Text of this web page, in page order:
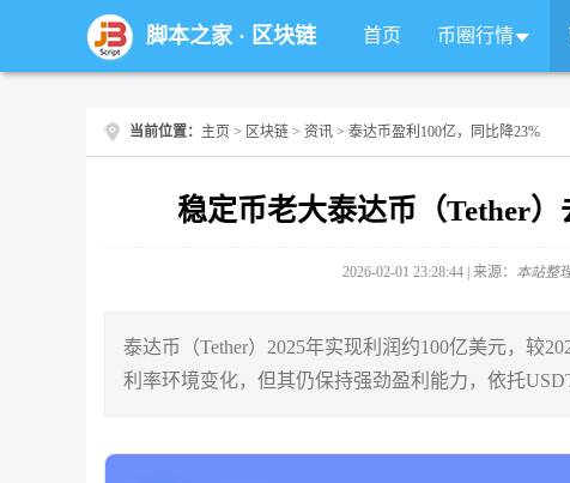
脚本之家· 区块链 首页 币圈行情
当前位置： 主页 > 区块链 > 资讯 > 泰达币盈利100亿，同比降23%
稳定币老大泰达币（Tether
2026-02-01 23:28:44 | 来源： 本站整
泰达币（Tether）2025年实现利润约100亿美元，较
利率环境变化，但其仍保持强劲盈利能力，依托